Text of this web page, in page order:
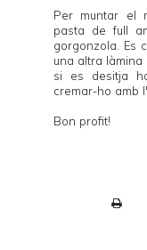
Per muntar el
pasta de full
gorgonzola. Es
una altra
si es desitja
cremar-ho amb
Bon profit!